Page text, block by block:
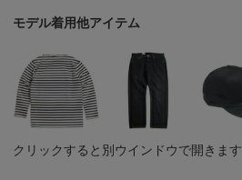
モデル着用他アイテム
クリックすると別ウインドウで開きます